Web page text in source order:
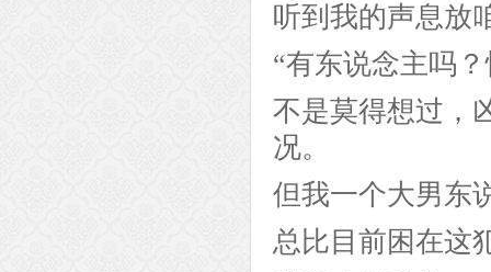
听到我的声息放
“有东说念主吗
不是莫得想过，
况。
但我一个大男东
总比目前困在这